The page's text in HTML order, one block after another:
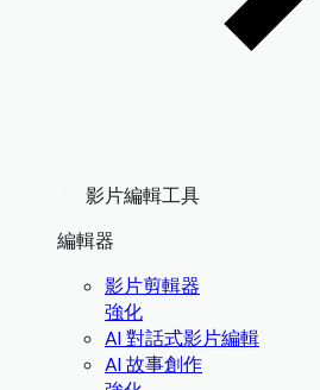
影片編輯工具
編輯器
影片剪輯器
強化
AI 對話式影片編輯
AI 故事創作